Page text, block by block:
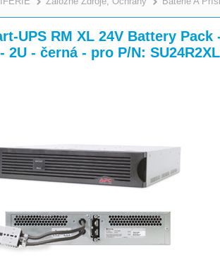
>
UPS RM XL 24V Battery
2U - černá - pro P/N: